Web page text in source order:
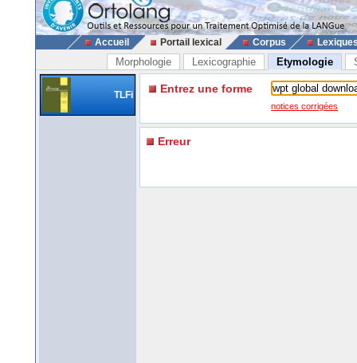
Accueil Portail lexical Corpus
Morphologie Lexicographie Etymologie
TLFi Entrez une forme
notices corrigées
Erreur